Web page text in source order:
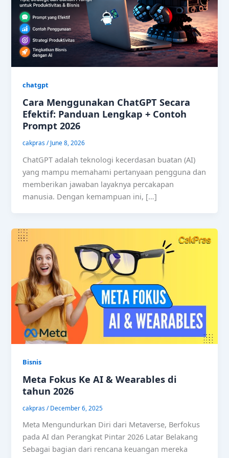
chatgpt
Cara Menggunakan ChatGPT Secara
Efektif: Panduan Lengkap + Contoh
Prompt 2026
cakpras/June 8, 2026
ChatGPT adalah teknologi kecerdasan buatan (AI)
yang mampu memahami pertanyaan pengguna dan
memberikan jawaban layaknya percakapan
manusia. Dengan kemampuan ini, […]
Bisnis
Meta Fokus Ke AI & Wearables di
tahun 2026
cakpras/December 6, 2025
Meta Mengundurkan Diri dari Metaverse, Berfokus
pada AI dan Perangkat Pintar 2026 Latar Belakang
Sebagai bagian dari rencana keuangan mereka